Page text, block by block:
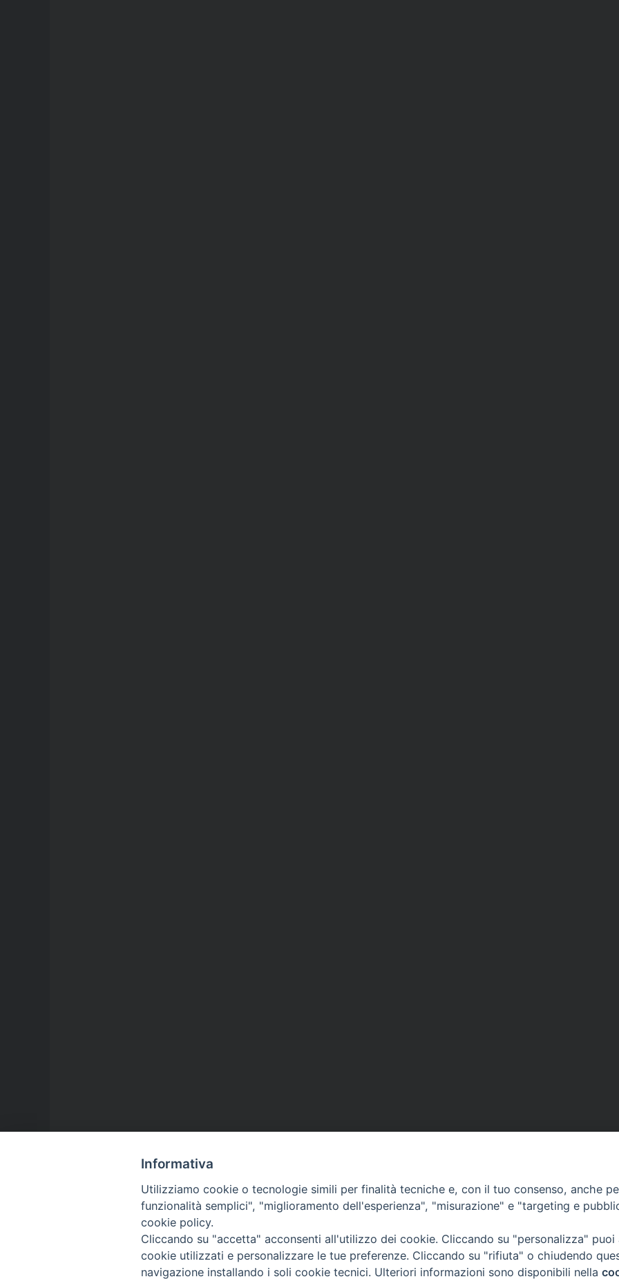
Informativa
Utilizziamo cookie o tecnologie simili per finalità tecniche e, con il tuo consenso, anche
funzionalità semplici", "miglioramento dell'esperienza", "misurazione" e "targeting e
cookie policy.
Cliccando su "accetta" acconsenti all'utilizzo dei cookie. Cliccando su "personalizza"
cookie utilizzati e personalizzare le tue preferenze. Cliccando su "rifiuta" o chiudendo
navigazione installando i soli cookie tecnici. Ulteriori informazioni sono disponibili nella